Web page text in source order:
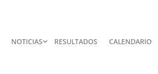
NOTICIAS RESULTADOS CALENDARIO